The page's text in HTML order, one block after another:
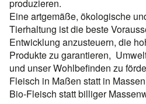
produzieren.
Eine artgemäße, ökologische
Tierhaltung ist die beste
Entwicklung anzusteuern, die
Produkte zu garantieren,
und unser Wohlbefinden zu
Fleisch in Maßen statt in
Bio-Fleisch statt billiger